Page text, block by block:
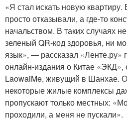
«Я стал искать новую
просто отказывали, а где-то
начальством. В таких случаях
зеленый QR-код здоровья, ни
язык», — рассказал «Ленте.ру»
онлайн-издания о Китае «ЭКД»,
LaowaiMe, живущий в Шанхае.
некоторые жилые комплексы
пропускают только местных:
проходили, а меня не пускали».